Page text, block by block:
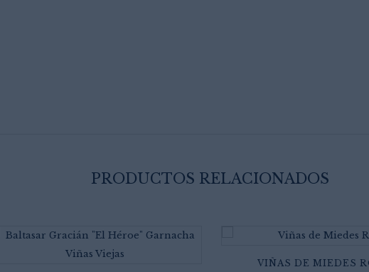
PRODUCTOS RELACIONADOS
VIÑAS DE MIEDES